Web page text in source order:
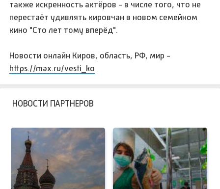
также искренность актёров - в числе того, что не
перестаёт удивлять кировчан в новом семейном
кино "Сто лет тому вперёд".
Новости онлайн Киров, область, РФ, мир -
https://max.ru/vesti_ko
НОВОСТИ ПАРТНЕРОВ